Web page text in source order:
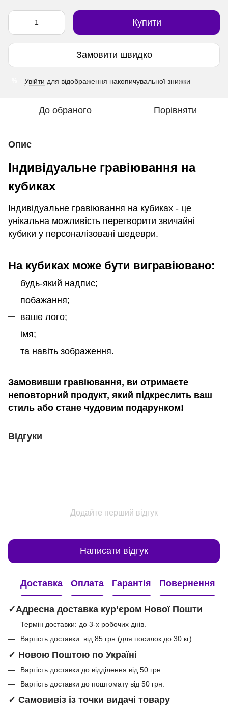
Купити
Замовити швидко
Увійти для відображення накопичувальної знижки
До обраного Порівняти
Опис
Індивідуальне гравіювання на
кубиках
Індивідуальне гравіювання на кубиках - це
унікальна можливість перетворити звичайні
кубики у персоналізовані шедеври.
На кубиках може бути вигравіювано:
будь-який надпис;
побажання;
ваше лого;
імя;
та навіть зображення.
Замовивши гравіювання, ви отримаєте
неповторний продукт, який підкреслить ваш
стиль або стане чудовим подарунком!
Відгуки
Додайте перший відгук
Написати відгук
Доставка Оплата Гарантія Повернення
✓Адресна доставка кур’єром Нової Пошти
Термін доставки: до 3-х робочих днів.
Вартість доставки: від 85 грн (для посилок до 30 кг).
✓ Новою Поштою по Україні
Вартість доставки до відділення від 50 грн.
Вартість доставки до поштомату від 50 грн.
✓ Самовивіз із точки видачі товару